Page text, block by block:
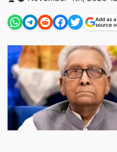
by
Add as
source